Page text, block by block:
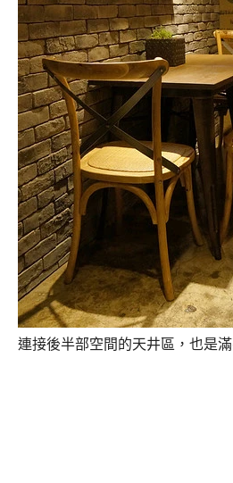
連接後半部空間的天井區，也是